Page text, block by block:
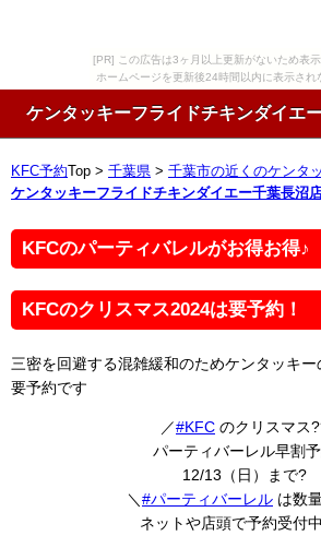
[PR] この広告は3ヶ月以上更新がないため表示
ホームページを更新後24時間以内に表示され
ケンタッキーフライドチキンダイエ
KFC予約 Top > 千葉県 > 千葉市の近くのケンタ
ケンタッキーフライドチキンダイエー千葉長沼
KFCのパーティバレルがお得お得♪
KFCのクリスマス2024は要予約！
三密を回避する混雑緩和のためケンタッキ
要予約です
／#KFC のクリスマス
パーティバーレル早割
12/13（日）まで?
＼ #パーティバーレル は数
ネットや店頭で予約受付